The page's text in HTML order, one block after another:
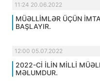
11:24 20.06.2022
MÜƏLLİMLƏR ÜÇÜN
BAŞLAYIR.
12:00 05.07.2022
2022-Cİ İLİN MİLLİ
MƏLUMDUR.